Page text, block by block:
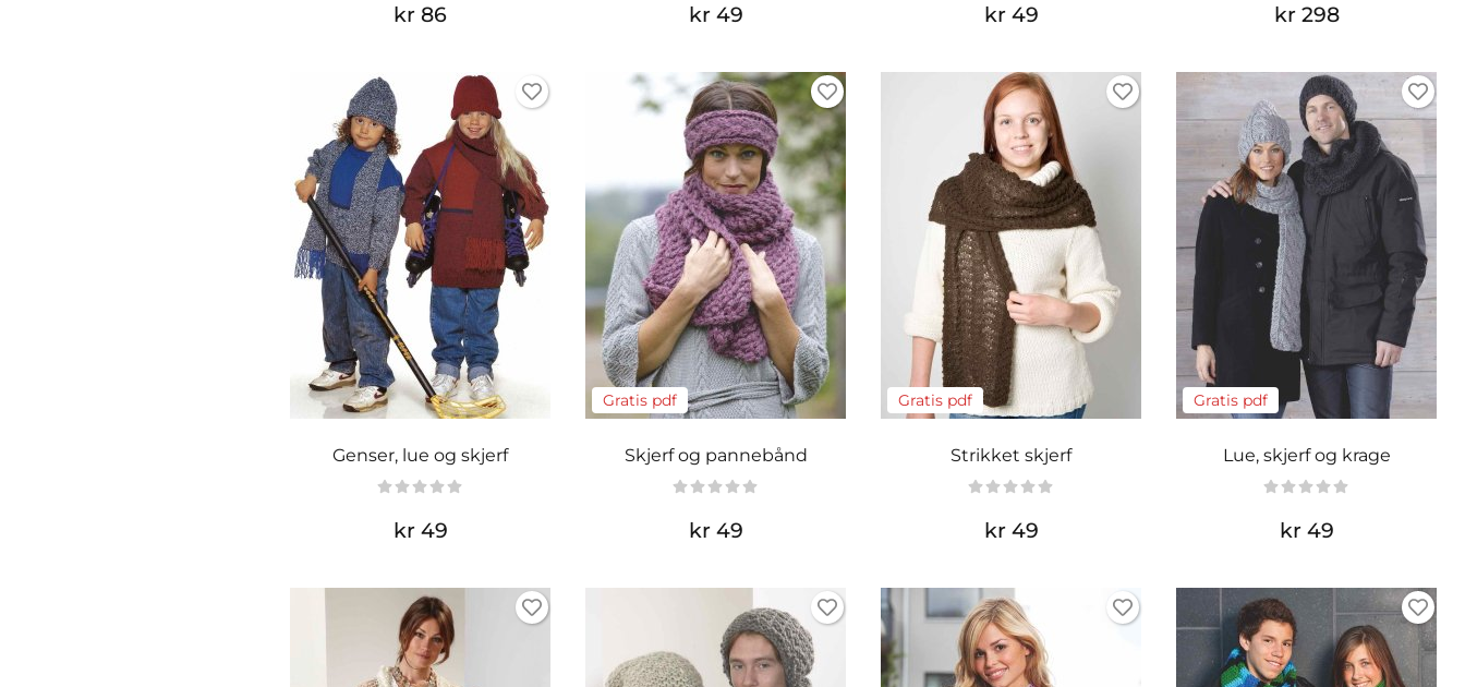
kr 86 kr 49 kr 49 kr 298
Genser, lue og skjerf
kr 49
Gratis pdf
Skjerf og pannebånd
kr 49
Gratis pdf
Strikket skjerf
kr 49
Gratis pdf
Lue, skjerf og krage
kr 49